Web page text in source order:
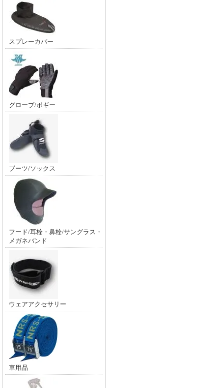
スプレーカバー
グローブ/ポギー
ブーツ/ソックス
フード/耳栓・鼻栓/サングラス・
メガネバンド
ウェアアクセサリー
車用品